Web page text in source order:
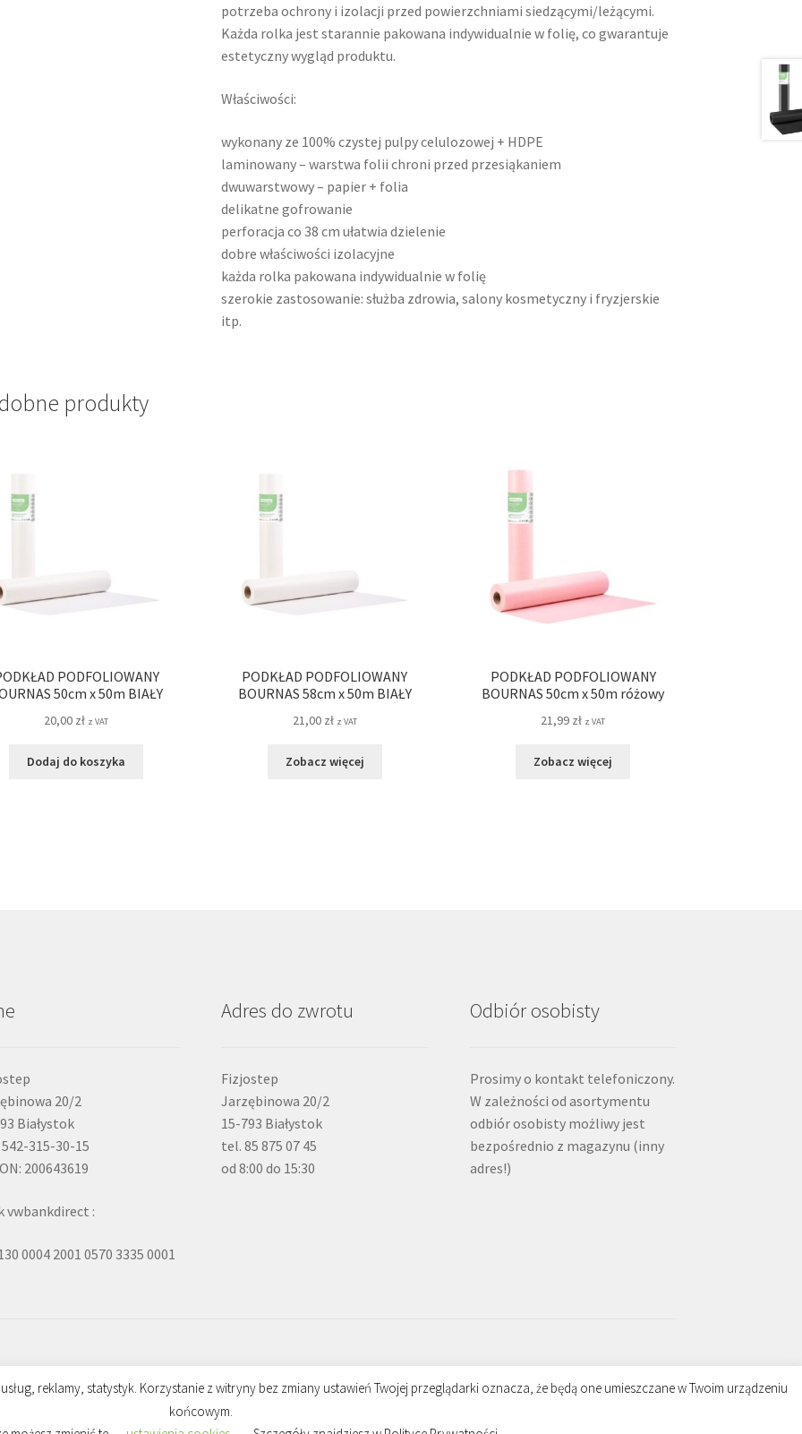
potrzeba ochrony i izolacji przed powierzchniami siedzącymi/leżącymi.
Każda rolka jest starannie pakowana indywidualnie w folię, co gwarantuje
estetyczny wygląd produktu.
Właściwości:
wykonany ze 100% czystej pulpy celulozowej + HDPE
laminowany – warstwa folii chroni przed przesiąkaniem
dwuwarstwowy – papier + folia
delikatne gofrowanie
perforacja co 38 cm ułatwia dzielenie
dobre właściwości izolacyjne
każda rolka pakowana indywidualnie w folię
szerokie zastosowanie: służba zdrowia, salony kosmetyczny i fryzjerskie
itp.
produkty
PODFOLIOWANY
50cm x 50m BIAŁY
20,00 zł z VAT
Dodaj do koszyka
PODKŁAD PODFOLIOWANY
BOURNAS 58cm x 50m BIAŁY
21,00 zł z VAT
Zobacz więcej
PODKŁAD PODFOLIOWANY
BOURNAS 50cm x 50m różowy
21,99 zł z VAT
Zobacz więcej
20/2
Białystok
315-30-15
200643619
vwbankdirect :
0004 2001 0570 3335 0001
Adres do zwrotu
Fizjostep
Jarzębinowa 20/2
15-793 Białystok
tel. 85 875 07 45
od 8:00 do 15:30
Odbiór osobisty
Prosimy o kontakt telefoniczony.
W zależności od asortymentu
odbiór osobisty możliwy jest
bezpośrednio z magazynu (inny
adres!)
reklamy, statystyk. Korzystanie z witryny bez zmiany ustawień Twojej przeglądarki oznacza, że będą one umieszczane w Twoim urządzeniu
końcowym.